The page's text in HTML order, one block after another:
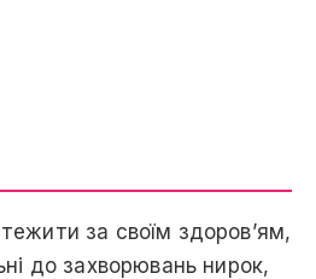
за своїм здоров’ям,
до захворювань нирок,